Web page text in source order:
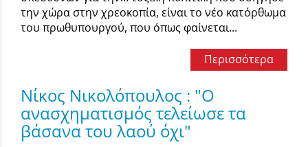
την χώρα στην χρεοκοπία, είναι το νέο κατόρθωμα
του πρωθυπουργού, που όπως φαίνεται...
Περισσότερα
Νίκος Νικολόπουλος : "Ο
ανασχηματισμός τελείωσε τα
βάσανα του λαού όχι"